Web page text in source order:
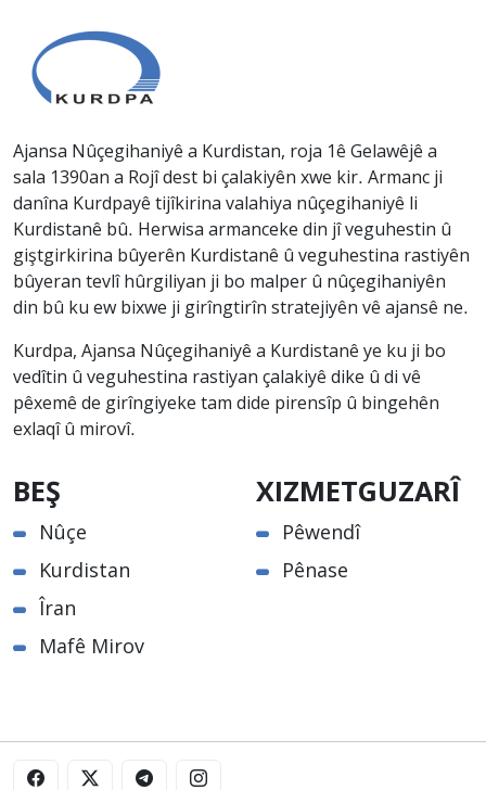
Ajansa Nûçegihaniyê a Kurdistan, roja 1ê Gelawêjê a
sala 1390an a Rojî dest bi çalakiyên xwe kir. Armanc ji
danîna Kurdpayê tijîkirina valahiya nûçegihaniyê li
Kurdistanê bû. Herwisa armanceke din jî veguhestin û
giştgirkirina bûyerên Kurdistanê û veguhestina rastiyên
bûyeran tevlî hûrgiliyan ji bo malper û nûçegihaniyên
din bû ku ew bixwe ji girîngtirîn stratejiyên vê ajansê ne.
Kurdpa, Ajansa Nûçegihaniyê a Kurdistanê ye ku ji bo
vedîtin û veguhestina rastiyan çalakiyê dike û di vê
pêxemê de girîngiyeke tam dide pirensîp û bingehên
exlaqî û mirovî.
BEŞ
Nûçe
Kurdistan
Îran
Mafê Mirov
XIZMETGUZARÎ
Pêwendî
Pênase